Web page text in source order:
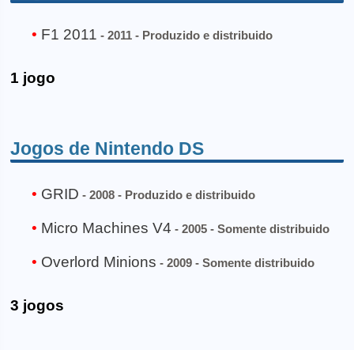
F1 2011 - 2011 - Produzido e distribuido
1 jogo
Jogos de Nintendo DS
GRID - 2008 - Produzido e distribuido
Micro Machines V4 - 2005 - Somente distribuido
Overlord Minions - 2009 - Somente distribuido
3 jogos